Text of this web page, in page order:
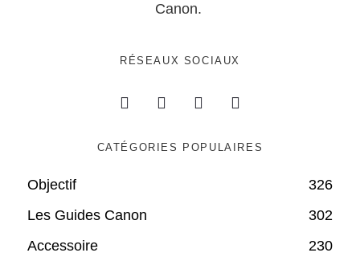
Canon.
RÉSEAUX SOCIAUX
CATÉGORIES POPULAIRES
Objectif
326
Les Guides Canon
302
Accessoire
230